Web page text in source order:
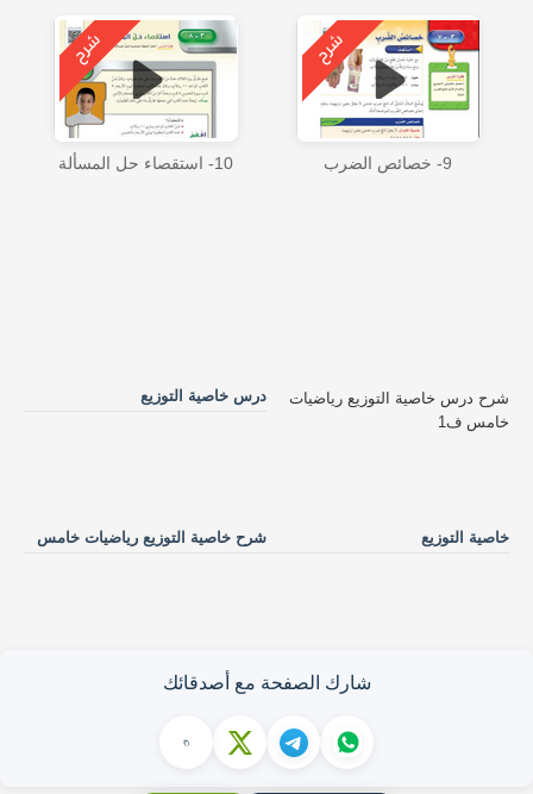
9- خصائص الضرب 10- استقصاء حل المسألة
شرح درس خاصية التوزيع رياضيات
خامس ف1
درس خاصية التوزيع
خاصية التوزيع شرح خاصية التوزيع رياضيات خامس
شارك الصفحة مع أصدقائك